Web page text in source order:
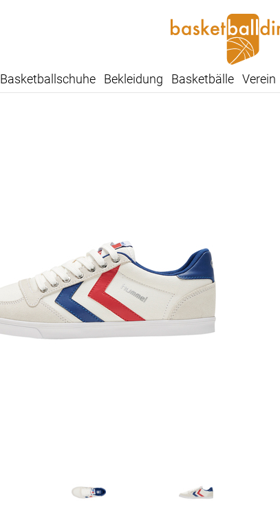
Basketballschuhe Bekleidung Basketbälle Verein